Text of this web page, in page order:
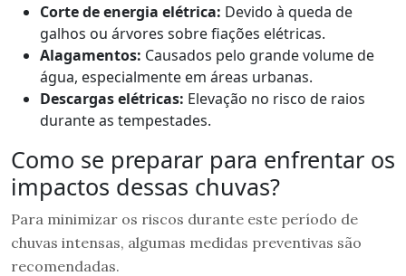
Corte de energia elétrica: Devido à queda de
galhos ou árvores sobre fiações elétricas.
Alagamentos: Causados pelo grande volume de
água, especialmente em áreas urbanas.
Descargas elétricas: Elevação no risco de raios
durante as tempestades.
Como se preparar para enfrentar os
impactos dessas chuvas?
Para minimizar os riscos durante este período de
chuvas intensas, algumas medidas preventivas são
recomendadas.